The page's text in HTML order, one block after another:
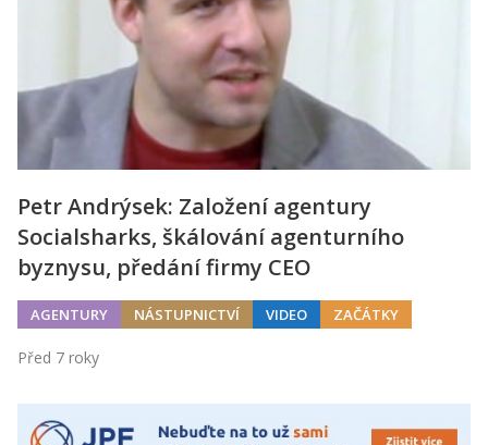
Petr Andrýsek: Založení agentury
Socialsharks, škálování agenturního
byznysu, předání firmy CEO
AGENTURY NÁSTUPNICTVÍ VIDEO ZAČÁTKY
Před 7 roky